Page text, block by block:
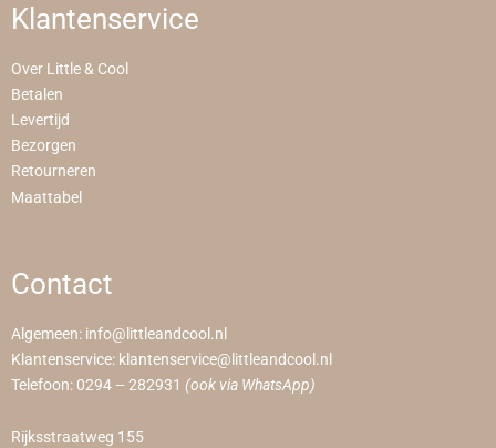
Klantenservice
Over Little & Cool
Betalen
Levertijd
Bezorgen
Retourneren
Maattabel
Contact
Algemeen: info@littleandcool.nl
Klantenservice: klantenservice@littleandcool.nl
Telefoon: 0294 – 282931 (ook via WhatsApp)
Rijksstraatweg 155